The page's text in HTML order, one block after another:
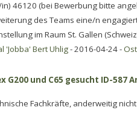
46120 (bei Bewerbung bitte
des Teams eine/n
im Raum St. Gallen
'Jobba' Bert Uhlig- 2016-04-24 -
G200 und C65 gesucht ID-587
Fachkräfte, anderweitig